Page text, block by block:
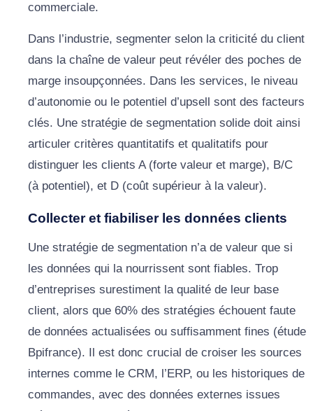
commerciale.
Dans l’industrie, segmenter selon la criticité du client
dans la chaîne de valeur peut révéler des poches de
marge insoupçonnées. Dans les services, le niveau
d’autonomie ou le potentiel d’upsell sont des facteurs
clés. Une stratégie de segmentation solide doit ainsi
articuler critères quantitatifs et qualitatifs pour
distinguer les clients A (forte valeur et marge), B/C
(à potentiel), et D (coût supérieur à la valeur).
Collecter et fiabiliser les données clients
Une stratégie de segmentation n’a de valeur que si
les données qui la nourrissent sont fiables. Trop
d’entreprises surestiment la qualité de leur base
client, alors que 60% des stratégies échouent faute
de données actualisées ou suffisamment fines (étude
Bpifrance). Il est donc crucial de croiser les sources
internes comme le CRM, l’ERP, ou les historiques de
commandes, avec des données externes issues